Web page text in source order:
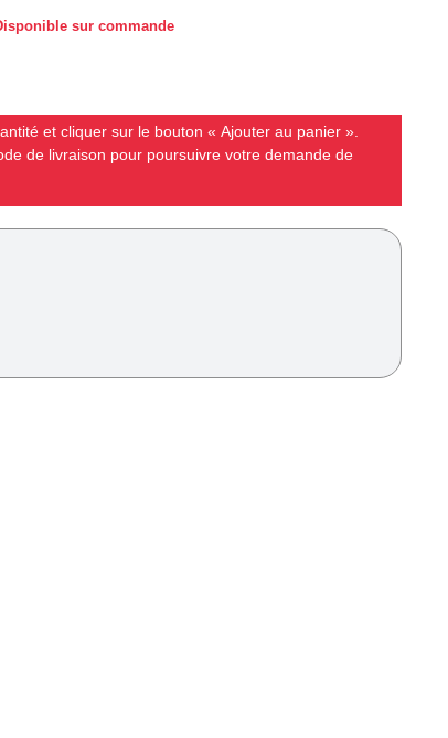
sur commande
et cliquer sur le bouton « Ajouter au panier ».
de livraison pour poursuivre votre demande de